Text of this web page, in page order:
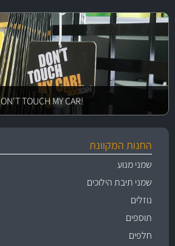
!DON'T TOUCH MY CAR
החנות המקוונת
שמני מנוע
שמני תיבת הילוכים
נוזלים
תוספים
חלפים